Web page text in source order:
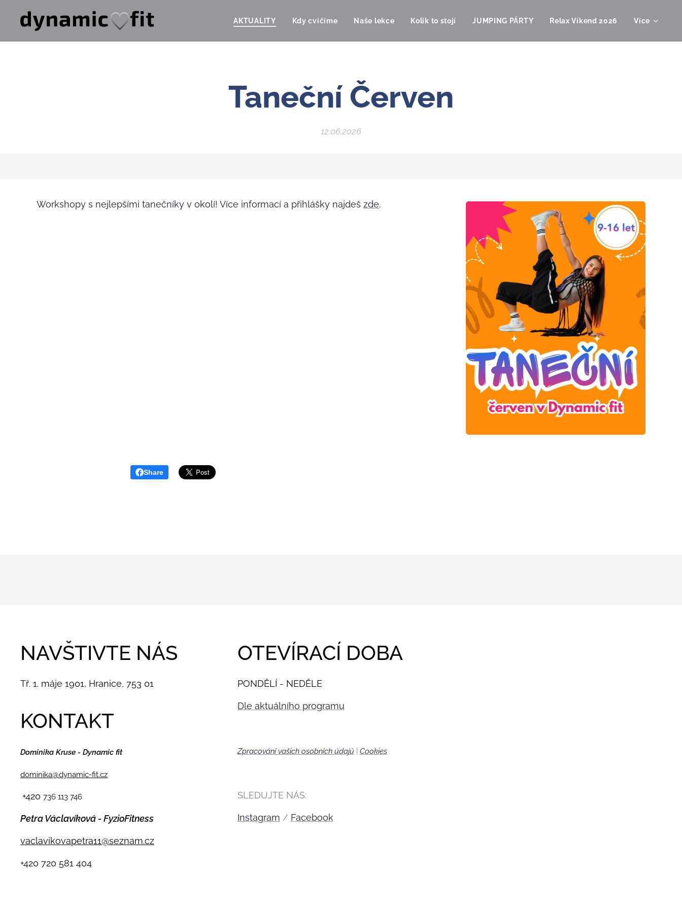
AKTUALITY Kdy cvičíme Naše lekce Kolik to stojí JUMPING PÁRTY Relax Víkend 2026 Více
Taneční Červen
12.06.2026
Workshopy s nejlepšími tanečníky v okolí! Více informací a přihlášky najdeš zde.
Share
NAVŠTIVTE NÁS
Tř. 1. máje 1901, Hranice, 753 01
KONTAKT
Dominika Kruse - Dynamic fit
dominika@dynamic-fit.cz
+420 736 113 746
Petra Václavíková - FyzioFitness
vaclavikovapetra11@seznam.cz
+420 720 581 404
OTEVÍRACÍ DOBA
PONDĚLÍ - NEDĚLE
Dle aktuálního programu
Zpracování vašich osobních údajů Cookies🍪
SLEDUJTE NÁS:
Instagram / Facebook